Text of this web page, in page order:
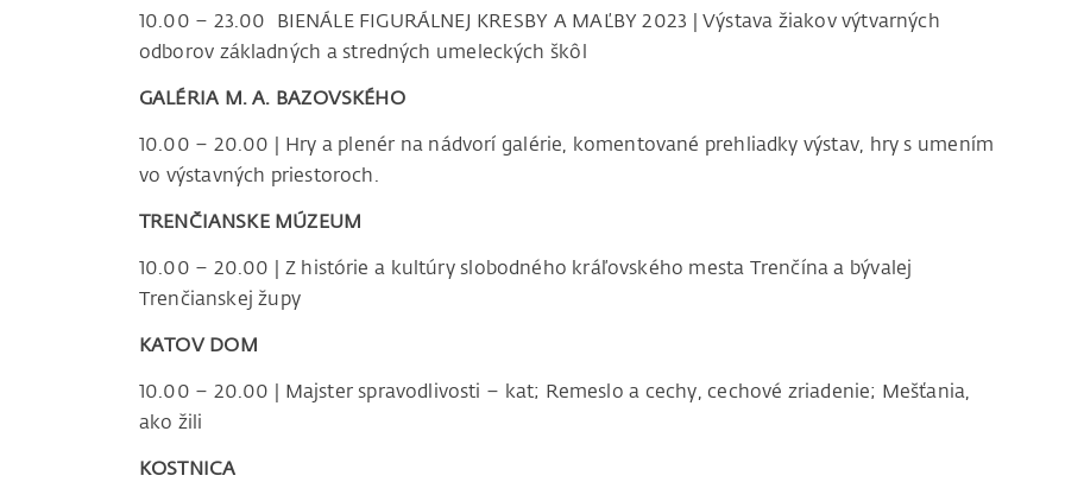
10.00 – 23.00 BIENÁLE FIGURÁLNEJ KRESBY A MAĽBY 2023 | Výstava žiakov výtvarných
odborov základných a stredných umeleckých škôl
GALÉRIA M. A. BAZOVSKÉHO
10.00 – 20.00 | Hry a plenér na nádvorí galérie, komentované prehliadky výstav, hry s umením
vo výstavných priestoroch.
TRENČIANSKE MÚZEUM
10.00 – 20.00 | Z histórie a kultúry slobodného kráľovského mesta Trenčína a bývalej
Trenčianskej župy
KATOV DOM
10.00 – 20.00 | Majster spravodlivosti – kat; Remeslo a cechy, cechové zriadenie; Mešťania,
ako žili
KOSTNICA